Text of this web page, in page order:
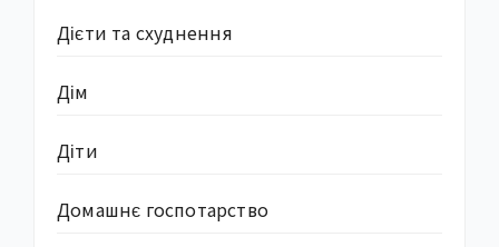
Дієти та схуднення
Дім
Діти
Домашнє госпотарство